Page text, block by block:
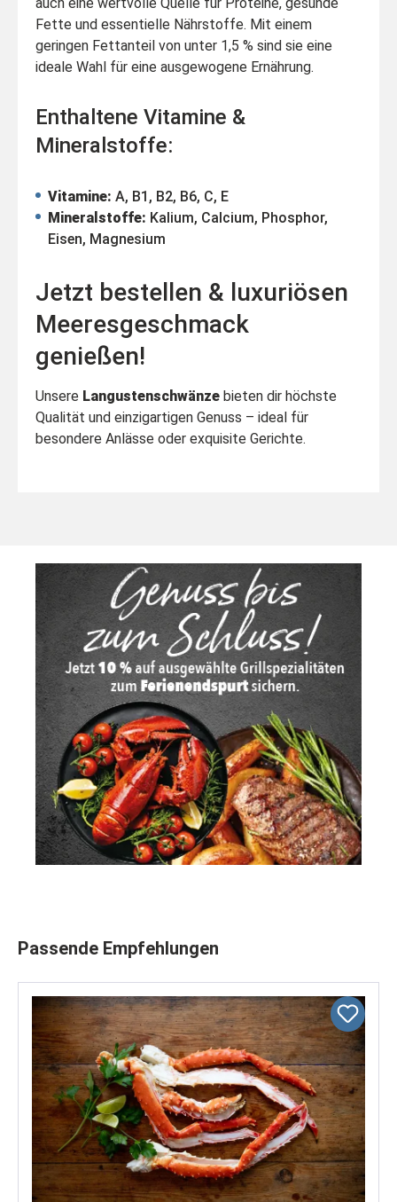
Fette und essentielle Nährstoffe. Mit einem
geringen Fettanteil von unter 1,5 % sind sie eine
ideale Wahl für eine ausgewogene Ernährung.
Enthaltene Vitamine &
Mineralstoffe:
Vitamine: A, B1, B2, B6, C, E
Mineralstoffe: Kalium, Calcium, Phosphor,
Eisen, Magnesium
Jetzt bestellen & luxuriösen
Meeresgeschmack
genießen!
Unsere Langustenschwänze bieten dir höchste
Qualität und einzigartigen Genuss – ideal für
besondere Anlässe oder exquisite Gerichte.
Produktgalerie überspringen
Passende Empfehlungen